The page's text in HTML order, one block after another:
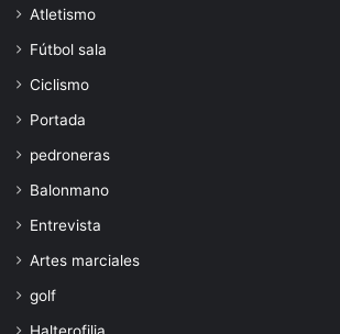
Atletismo
Fútbol sala
Ciclismo
Portada
pedroneras
Balonmano
Entrevista
Artes marciales
golf
Halterofilia